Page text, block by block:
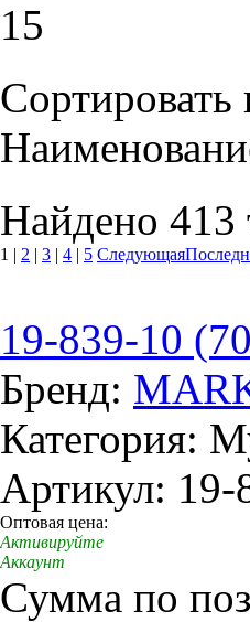
15
Сортировать
Найдено 413
1 | 2 | 3 | 4 | 5 Следующая
19-839-10
Бренд:
Категория:
Артикул: 19-
Оптовая цена:
Активируйте
Аккаунт
Сумма по